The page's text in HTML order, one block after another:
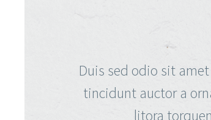
Duis sed odio sit
tincidunt auctor a
litora